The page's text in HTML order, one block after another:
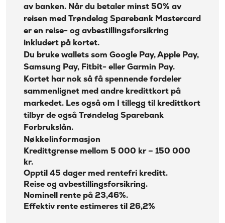
Ofte stilte spørsmål
Trøndelag Sparebank Kredittkort Mastercard
priser
Om Trøndelag Sparebank
av banken. Når du betaler minst 50% av
reisen med Trøndelag Sparebank Mastercard
er en reise- og avbestillingsforsikring
inkludert på kortet.
Du bruke wallets som Google Pay, Apple Pay,
Samsung Pay, Fitbit- eller Garmin Pay.
Kortet har nok så få spennende fordeler
sammenlignet med andre kredittkort på
markedet. Les også om I tillegg til kredittkort
tilbyr de også Trøndelag Sparebank
Forbrukslån.
Nøkkelinformasjon
Kredittgrense mellom 5 000 kr – 150 000
kr.
Opptil 45 dager med rentefri kreditt.
Reise og avbestillingsforsikring.
Nominell rente på 23,46%.
Effektiv rente estimeres til 26,2%